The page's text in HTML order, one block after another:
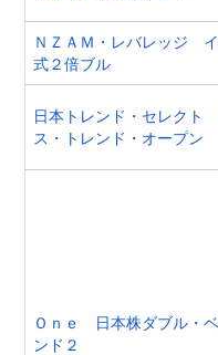
ＮＺＡＭ・レバレッジ
式２倍ブル
日本トレンド・セレクト
ス・トレンド・オープン
Ｏｎｅ 日本株ダブル・
ンド２